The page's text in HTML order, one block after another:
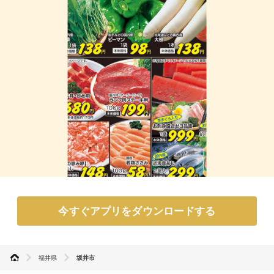
今すぐアプリをダウンロードする
福井県 坂井市